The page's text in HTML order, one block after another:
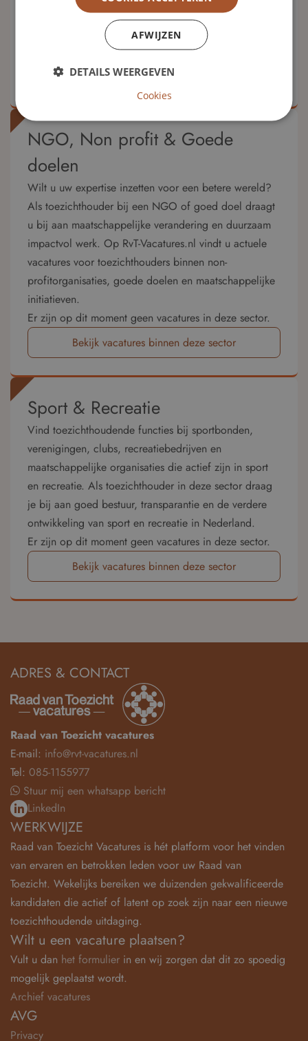
woningcorporaties en andere organisaties. Solliciteer
Er zijn op dit moment geen vacatures in deze sector.
Bekijk vacatures binnen deze sector
NGO, Non profit & Goede
doelen
Wilt u uw expertise inzetten voor een betere wereld?
Als toezichthouder bij een NGO of goed doel draagt
u bij aan maatschappelijke verandering en duurzaam
impactvol werk. Op RvT-Vacatures.nl vindt u actuele
vacatures voor toezichthouders binnen non-
profitorganisaties, goede doelen en maatschappelijke
initiatieven.
Er zijn op dit moment geen vacatures in deze sector.
Bekijk vacatures binnen deze sector
Sport & Recreatie
Vind toezichthoudende functies bij sportbonden,
verenigingen, clubs, recreatiebedrijven en
maatschappelijke organisaties die actief zijn in sport
en recreatie. Als toezichthouder in deze sector draag
je bij aan goed bestuur, transparantie en de verdere
ontwikkeling van sport en recreatie in Nederland.
Er zijn op dit moment geen vacatures in deze sector.
Bekijk vacatures binnen deze sector
ADRES & CONTACT
Raad van Toezicht vacatures
E-mail: info@rvt-vacatures.nl
Tel: 085-1155977
Stuur mij een whatsapp bericht
LinkedIn
WERKWIJZE
Raad van Toezicht Vacatures is hét platform voor het vinden
van ervaren en betrokken leden voor uw Raad van
Toezicht. Wekelijks bereiken we duizenden gekwalificeerde
kandidaten die actief of latent op zoek zijn naar een nieuwe
toezichthoudende uitdaging.
Wilt u een vacature plaatsen?
Vult u dan het formulier in en wij zorgen dat dit zo spoedig
mogelijk geplaatst wordt.
Archief vacatures
AVG
Privacy
AFWIJZEN
DETAILS WEERGEVEN
Cookies